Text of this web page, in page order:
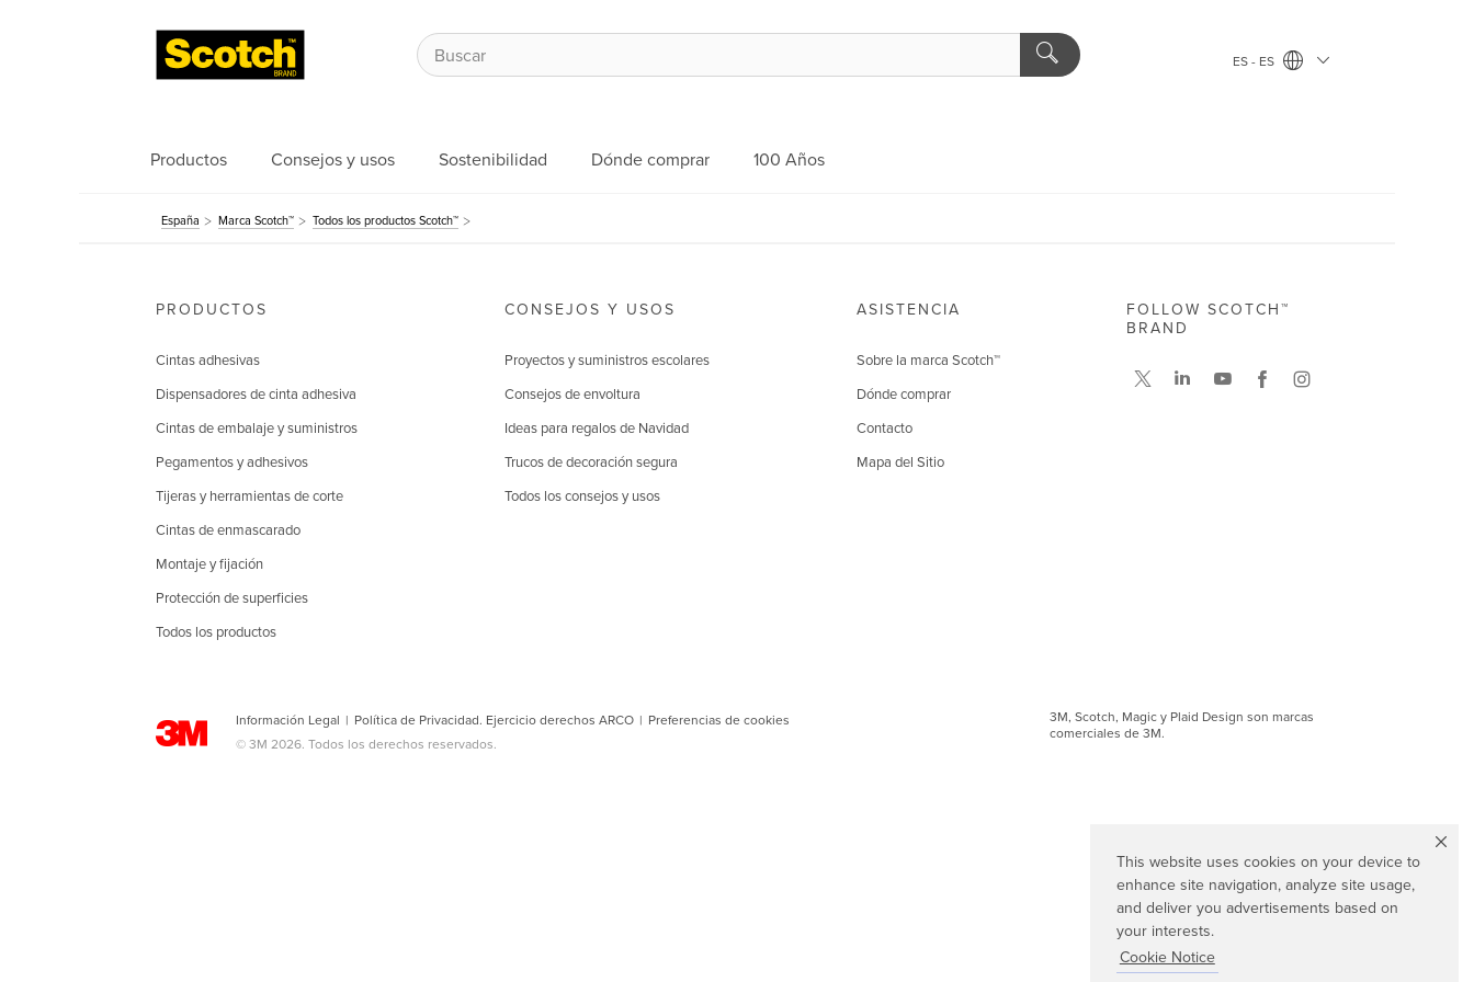
This website uses cookies on your device to
enhance site navigation, analyze site usage,
and deliver you advertisements based on
your interests.
Cookie Notice
ES - ES
Productos Consejos y usos Sostenibilidad Dónde comprar 100 Años
España Marca Scotch™ Todos los productos Scotch™
PRODUCTOS
Cintas adhesivas
Dispensadores de cinta adhesiva
Cintas de embalaje y suministros
Pegamentos y adhesivos
Tijeras y herramientas de corte
Cintas de enmascarado
Montaje y fijación
Protección de superficies
Todos los productos
CONSEJOS Y USOS
Proyectos y suministros escolares
Consejos de envoltura
Ideas para regalos de Navidad
Trucos de decoración segura
Todos los consejos y usos
ASISTENCIA
Sobre la marca Scotch™
Dónde comprar
Contacto
Mapa del Sitio
Información Legal | Política de Privacidad. Ejercicio derechos ARCO | Preferencias de cookies
© 3M 2026. Todos los derechos reservados.
FOLLOW SCOTCH™
BRAND
3M, Scotch, Magic y Plaid Design son marcas
comerciales de 3M.